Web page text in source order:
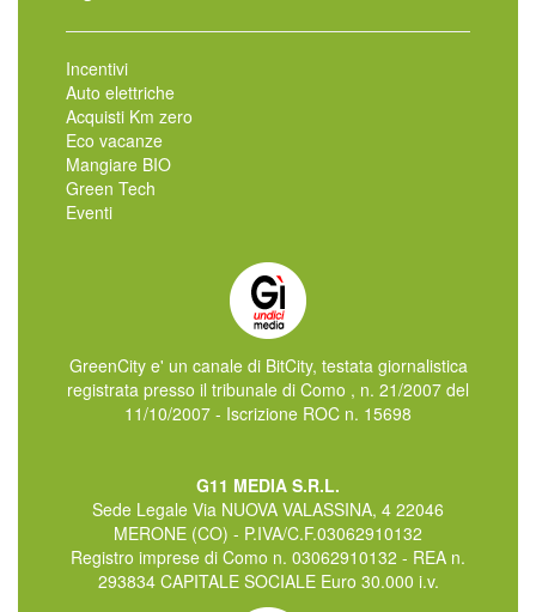
Incentivi
Auto elettriche
Acquisti Km zero
Eco vacanze
Mangiare BIO
Green Tech
Eventi
GreenCity e' un canale di BitCity, testata giornalistica
registrata presso il tribunale di Como , n. 21/2007 del
11/10/2007 - Iscrizione ROC n. 15698
G11 MEDIA S.R.L.
Sede Legale Via NUOVA VALASSINA, 4 22046
MERONE (CO) - P.IVA/C.F.03062910132
Registro imprese di Como n. 03062910132 - REA n.
293834 CAPITALE SOCIALE Euro 30.000 i.v.